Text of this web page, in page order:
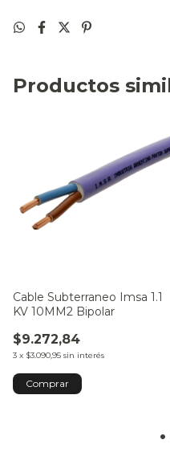
Productos
Cable Subterraneo Imsa 1.1
KV 10MM2 Bipolar
$9.272,84
3 x $3.090,95 sin interés